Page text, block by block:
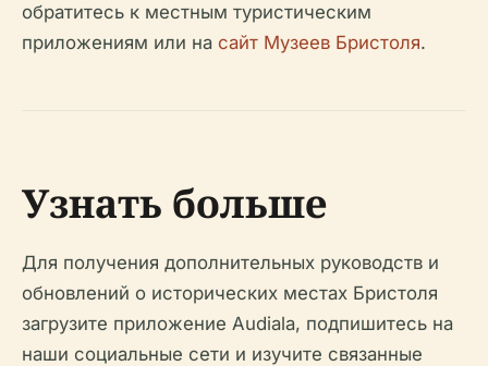
обратитесь к местным туристическим
приложениям или на сайт Музеев Бристоля.
Узнать больше
Для получения дополнительных руководств и
обновлений о исторических местах Бристоля
загрузите приложение Audiala, подпишитесь на
наши социальные сети и изучите связанные